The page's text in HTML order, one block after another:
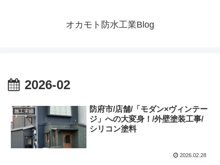
オカモト防水工業Blog
2026-02
施工実績
防府市/店舗/「モダン×ヴィンテー
ジ」への大変身！/外壁塗装工事/
シリコン塗料
2026.02.28